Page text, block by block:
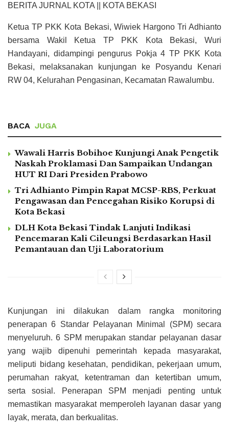
BERITA JURNAL KOTA || KOTA BEKASI
Ketua TP PKK Kota Bekasi, Wiwiek Hargono Tri Adhianto
bersama Wakil Ketua TP PKK Kota Bekasi, Wuri
Handayani, didampingi pengurus Pokja 4 TP PKK Kota
Bekasi, melaksanakan kunjungan ke Posyandu Kenari
RW 04, Kelurahan Pengasinan, Kecamatan Rawalumbu.
BACA JUGA
Wawali Harris Bobihoe Kunjungi Anak Pengetik
Naskah Proklamasi Dan Sampaikan Undangan
HUT RI Dari Presiden Prabowo
Tri Adhianto Pimpin Rapat MCSP-RBS, Perkuat
Pengawasan dan Pencegahan Risiko Korupsi di
Kota Bekasi
DLH Kota Bekasi Tindak Lanjuti Indikasi
Pencemaran Kali Cileungsi Berdasarkan Hasil
Pemantauan dan Uji Laboratorium
Kunjungan ini dilakukan dalam rangka monitoring
penerapan 6 Standar Pelayanan Minimal (SPM) secara
menyeluruh. 6 SPM merupakan standar pelayanan dasar
yang wajib dipenuhi pemerintah kepada masyarakat,
meliputi bidang kesehatan, pendidikan, pekerjaan umum,
perumahan rakyat, ketentraman dan ketertiban umum,
serta sosial. Penerapan SPM menjadi penting untuk
memastikan masyarakat memperoleh layanan dasar yang
layak, merata, dan berkualitas.